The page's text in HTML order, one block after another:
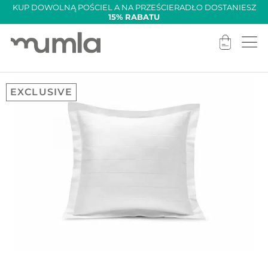
KUP DOWOLNĄ POŚCIEL A NA PRZEŚCIERADŁO DOSTANIESZ
15% RABATU
EXCLUSIVE